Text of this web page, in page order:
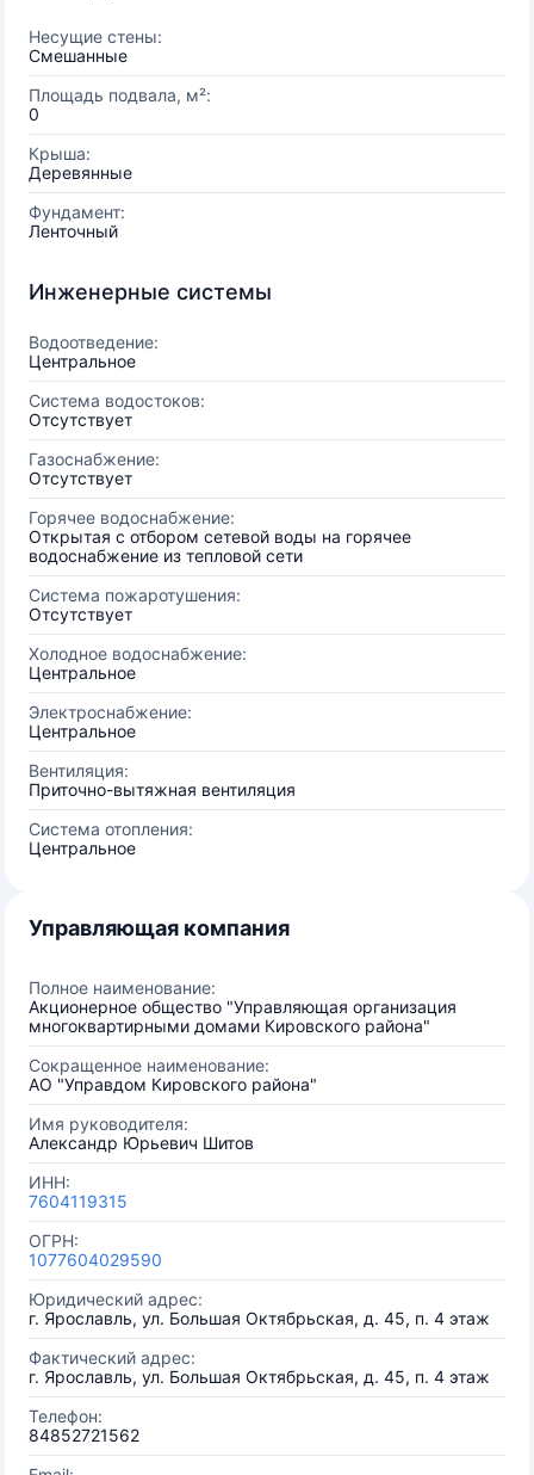
Несущие стены:
Смешанные
Площадь подвала, м²:
0
Крыша:
Деревянные
Фундамент:
Ленточный
Инженерные системы
Водоотведение:
Центральное
Система водостоков:
Отсутствует
Газоснабжение:
Отсутствует
Горячее водоснабжение:
Открытая с отбором сетевой воды на горячее
водоснабжение из тепловой сети
Система пожаротушения:
Отсутствует
Холодное водоснабжение:
Центральное
Электроснабжение:
Центральное
Вентиляция:
Приточно-вытяжная вентиляция
Система отопления:
Центральное
Управляющая компания
Полное наименование:
Акционерное общество "Управляющая организация
многоквартирными домами Кировского района"
Сокращенное наименование:
АО "Управдом Кировского района"
Имя руководителя:
Александр Юрьевич Шитов
ИНН:
7604119315
ОГРН:
1077604029590
Юридический адрес:
г. Ярославль, ул. Большая Октябрьская, д. 45, п. 4 этаж
Фактический адрес:
г. Ярославль, ул. Большая Октябрьская, д. 45, п. 4 этаж
Телефон:
84852721562